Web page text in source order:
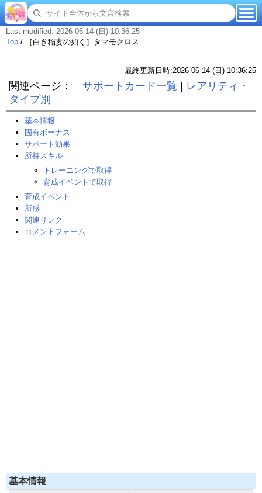
Last-modified: 2026-06-14 (日) 10:36:25
Top / ［白き稲妻の如く］タマモクロス
最終更新日時:2026-06-14 (日) 10:36:25
関連ページ： サポートカード一覧
レアリティ・
タイプ別
基本情報
固有ボーナス
サポート効果
所持スキル
トレーニングで取得
育成イベントで取得
育成イベント
所感
関連リンク
コメントフォーム
基本情報 †